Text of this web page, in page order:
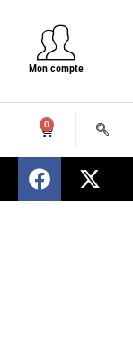
Mon compte
0
d’un nouveau